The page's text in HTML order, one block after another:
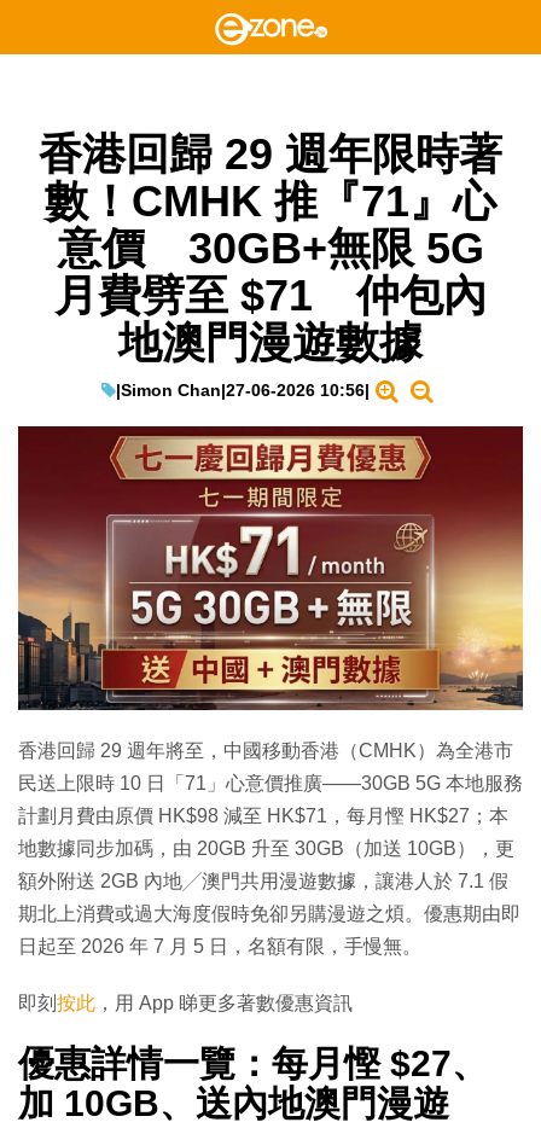
香港回歸 29 週年限時著
數！CMHK 推『71』心
意價 30GB+無限 5G
月費劈至 $71 仲包內
地澳門漫遊數據
|Simon Chan|27-06-2026 10:56|
香港回歸 29 週年將至，中國移動香港（CMHK）為全港市
民送上限時 10 日「71」心意價推廣——30GB 5G 本地服務
計劃月費由原價 HK$98 減至 HK$71，每月慳 HK$27；本
地數據同步加碼，由 20GB 升至 30GB（加送 10GB），更
額外附送 2GB 內地╱澳門共用漫遊數據，讓港人於 7.1 假
期北上消費或過大海度假時免卻另購漫遊之煩。優惠期由即
日起至 2026 年 7 月 5 日，名額有限，手慢無。
即刻 按此 ，用 App 睇更多著數優惠資訊
優惠詳情一覽：每月慳 $27、
加 10GB、送內地澳門漫遊